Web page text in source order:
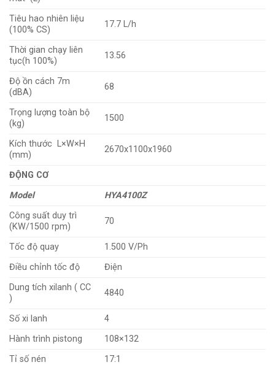
Tiêu hao nhiên liệu
(100% CS)
17.7 L/h
Thời gian chạy liên
tục(h 100%)
13.56
Độ ồn cách 7m
(dBA)
68
Trọng lượng toàn bộ
(kg)
1500
Kích thước L×W×H
(mm)
2670x1100x1960
ĐỘNG CƠ
Model
HYA4100Z
Công suất duy trì
(KW/1500 rpm)
70
Tốc độ quay
1.500 V/Ph
Điều chỉnh tốc độ
Điện
Dung tích xilanh ( CC
)
4840
Số xi lanh
4
Hành trình pistong
108×132
Tỉ số nén
17:1